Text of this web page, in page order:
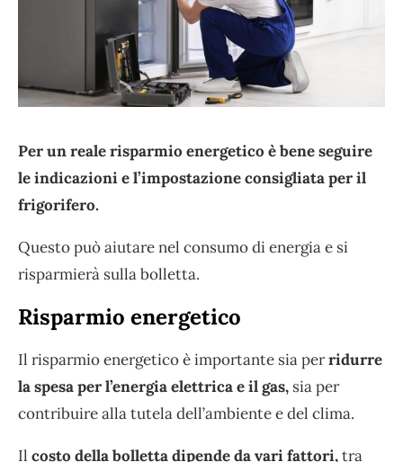
Per un reale risparmio energetico è bene seguire
le indicazioni e l’impostazione consigliata per il
frigorifero.
Questo può aiutare nel consumo di energia e si
risparmierà sulla bolletta.
Risparmio energetico
Il risparmio energetico è importante sia perridurre
la spesa per l’energia elettrica e il gas, sia per
contribuire alla tutela dell’ambiente e del clima.
Il costo della bolletta dipende da vari fattori,tra